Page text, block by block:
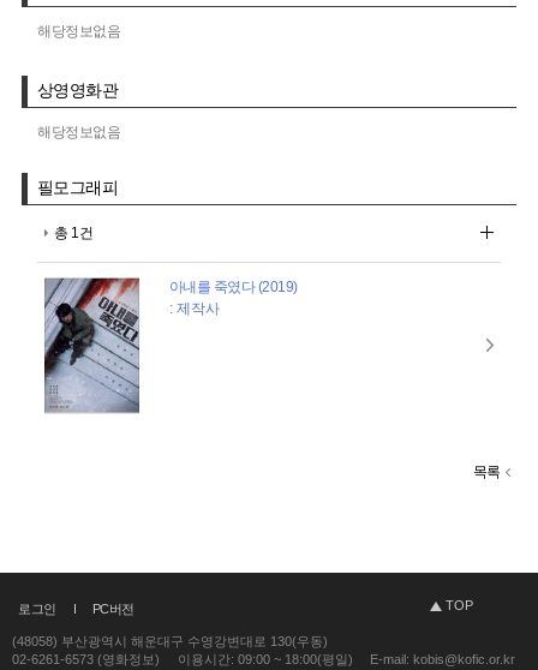
해당정보없음
상영영화관
해당정보없음
필모그래피
총 1건
아내를 죽였다 (2019)
: 제작사
목록
로그인 PC버전 TOP
(48058) 부산광역시 해운대구 수영강변대로 130(우동)
02-6261-6573 (영화정보)
이용시간: 09:00 ~ 18:00(평일) E-mail: kobis@kofic.or.kr